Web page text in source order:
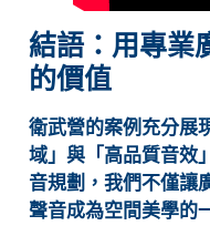
結語：用專業
的價值
衛武營的案例充分展
域」與「高品質音效
音規劃，我們不僅讓
聲音成為空間美學的